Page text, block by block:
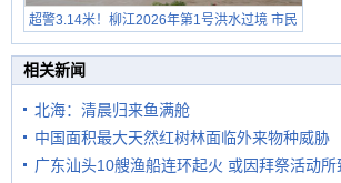
超警3.14米！柳江2026年第1号洪水过境 市民
在堤岸见证汛况
相关新闻
北海：清晨归来鱼满舱
中国面积最大天然红树林面临外来物种威胁
广东汕头10艘渔船连环起火 或因拜祭活动所